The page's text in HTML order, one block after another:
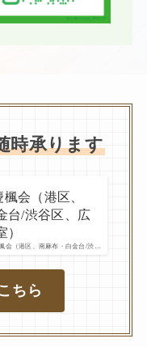
時承ります
会（港区、南麻布・白金台/渋…
会（港区、
台/渋谷区、広
）
ちら